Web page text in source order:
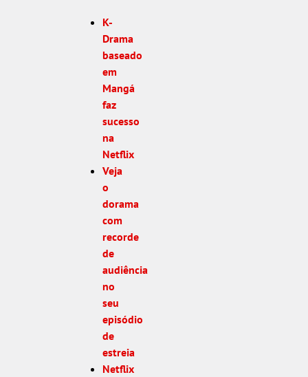
K-
Drama
baseado
em
Mangá
faz
sucesso
na
Netflix
Veja
o
dorama
com
recorde
de
audiência
no
seu
episódio
de
estreia
Netflix